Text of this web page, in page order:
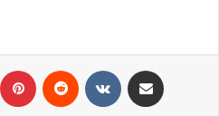
Tumblr Pinterest Reddit VKontakte